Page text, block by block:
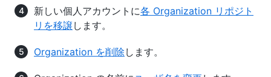
新しい個人アカウントに各 Organization リポジト
リを移譲します。
Organization を削除 します。